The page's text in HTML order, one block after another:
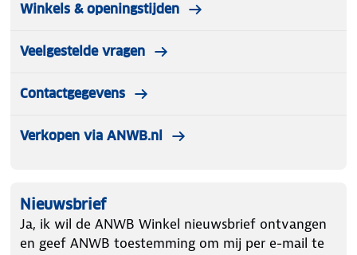
Winkels & openingstijden
Veelgestelde vragen
Contactgegevens
Verkopen via ANWB.nl
Nieuwsbrief
Ja, ik wil de ANWB Winkel nieuwsbrief ontvangen
en geef ANWB toestemming om mij per e-mail te